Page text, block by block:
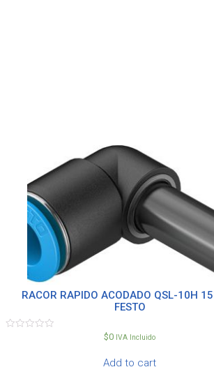
RACOR RAPIDO ACODADO QSL-10H
FESTO
$0 IVA Incluido
Add to cart